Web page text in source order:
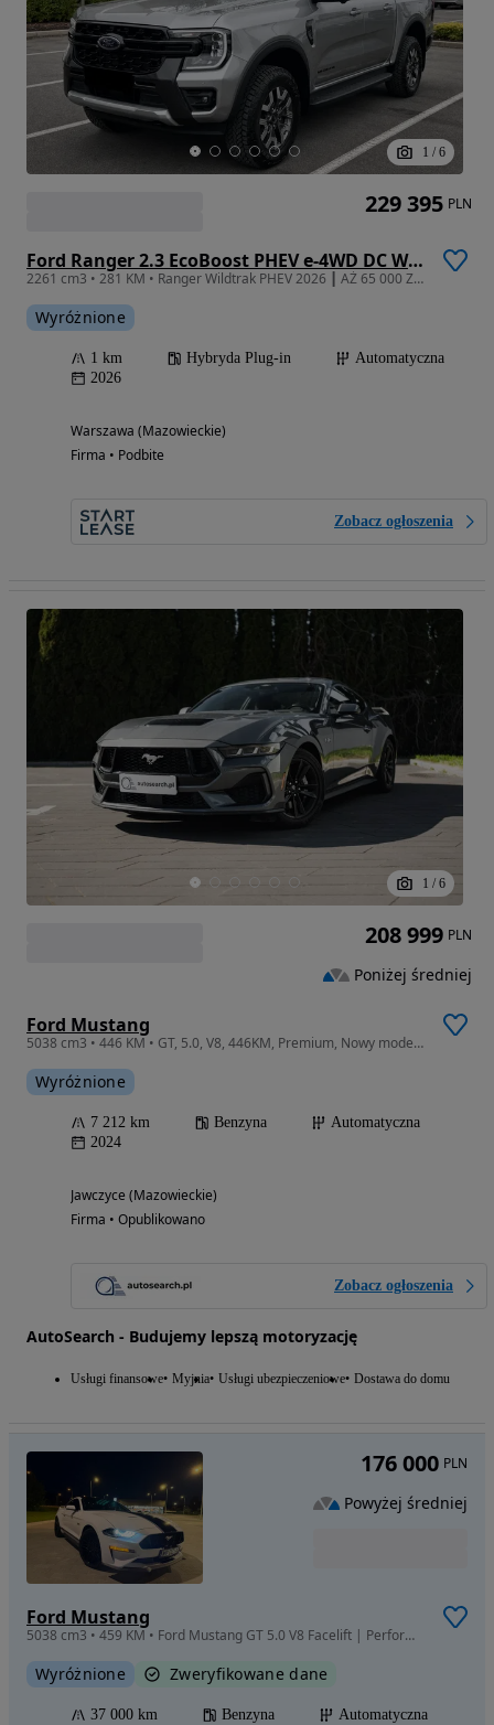
1 / 6
Ford Ranger 2.3 EcoBoost PHEV e-4WD DC Wildtrak
2261 cm3 • 281 KM • Ranger Wildtrak PHEV 2026 ┃ AŻ 65 000 ZŁ RABATU!
Wyróżnione
1 km Hybryda Plug-in
Automatyczna
2026
Warszawa (Mazowieckie)
Firma • Podbite
Zobacz ogłoszenia
229 395 PLN
1 / 6
Ford Mustang
5038 cm3 • 446 KM • GT, 5.0, V8, 446KM, Premium, Nowy model, Niski przebieg, ASO, FV Marża
Wyróżnione
7 212 km Benzyna
Automatyczna
2024
Jawczyce (Mazowieckie)
Firma • Opublikowano
Zobacz ogłoszenia
AutoSearch - Budujemy lepszą motoryzację
Usługi finansowe Myjnia Usługi ubezpieczeniowe Dostawa do domu
208 999 PLN
Poniżej średniej
Ford Mustang
5038 cm3 • 459 KM • Ford Mustang GT 5.0 V8 Facelift | Performance Pack | Virtual Cockpit
Wyróżnione Zweryfikowane dane
37 000 km Benzyna Automatyczna
176 000 PLN
Powyżej średniej